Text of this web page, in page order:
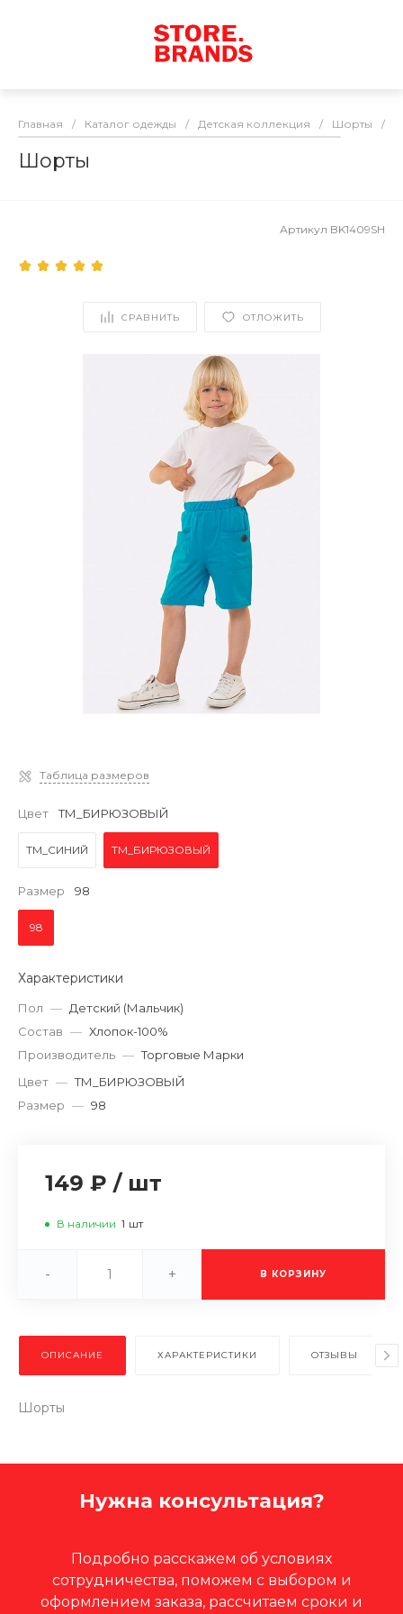
Главная / Каталог одежды / Детская коллекция / Шорты /
Шорты
Артикул BK1409SH
СРАВНИТЬ ОТЛОЖИТЬ
Таблица размеров
Цвет ТМ_БИРЮЗОВЫЙ
ТМ_СИНИЙ ТМ_БИРЮЗОВЫЙ
Размер 98
98
Характеристики
Пол — Детский (Мальчик)
Состав — Хлопок-100%
Производитель — Торговые Марки
Цвет — ТМ_БИРЮЗОВЫЙ
Размер — 98
149 ₽ / шт
В наличии 1 шт
- + В КОРЗИНУ
ОПИСАНИЕ ХАРАКТЕРИСТИКИ ОТЗЫВЫ
Шорты
Нужна консультация?
Подробно расскажем об условиях
сотрудничества, поможем с выбором и
оформлением заказа, рассчитаем сроки и